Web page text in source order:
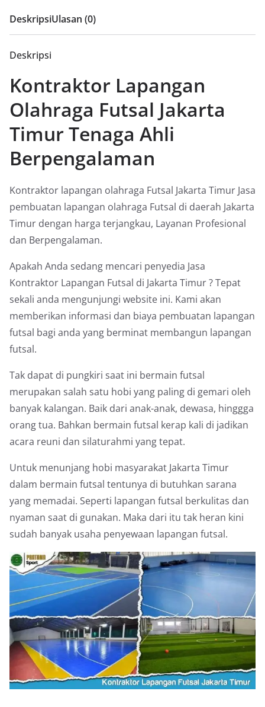
DeskripsiUlasan (0)
Deskripsi
Kontraktor Lapangan
Olahraga Futsal Jakarta
Timur Tenaga Ahli
Berpengalaman
Kontraktor lapangan olahraga Futsal Jakarta Timur Jasa
pembuatan lapangan olahraga Futsal di daerah Jakarta
Timur dengan harga terjangkau, Layanan Profesional
dan Berpengalaman.
Apakah Anda sedang mencari penyedia Jasa
Kontraktor Lapangan Futsal di Jakarta Timur ? Tepat
sekali anda mengunjungi website ini. Kami akan
memberikan informasi dan biaya pembuatan lapangan
futsal bagi anda yang berminat membangun lapangan
futsal.
Tak dapat di pungkiri saat ini bermain futsal
merupakan salah satu hobi yang paling di gemari oleh
banyak kalangan. Baik dari anak-anak, dewasa, hinggga
orang tua. Bahkan bermain futsal kerap kali di jadikan
acara reuni dan silaturahmi yang tepat.
Untuk menunjang hobi masyarakat Jakarta Timur
dalam bermain futsal tentunya di butuhkan sarana
yang memadai. Seperti lapangan futsal berkulitas dan
nyaman saat di gunakan. Maka dari itu tak heran kini
sudah banyak usaha penyewaan lapangan futsal.